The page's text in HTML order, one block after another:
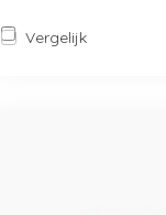
Vergelijk